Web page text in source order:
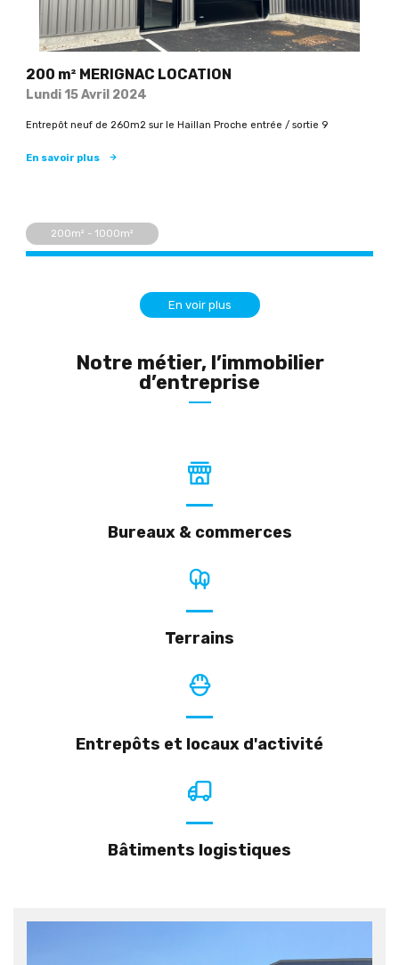
200 m² MERIGNAC LOCATION
Lundi 15 Avril 2024
Entrepôt neuf de 260m2 sur le Haillan Proche entrée / sortie 9
En savoir plus
200m² - 1000m²
En voir plus
Notre métier, l’immobilier
d’entreprise
Bureaux & commerces
Terrains
Entrepôts et locaux d'activité
Bâtiments logistiques